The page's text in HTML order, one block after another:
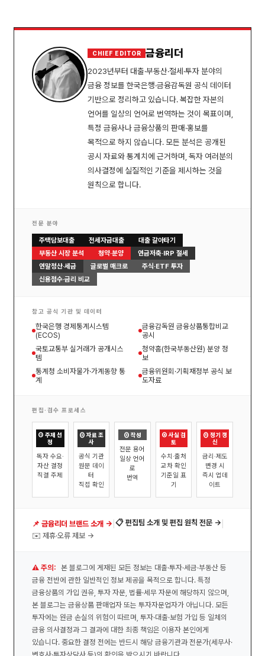
CHIEF EDITOR 금융리더
2023년부터 대출·부동산·절세·투자 분야의
금융 정보를 한국은행·금융감독원 공식 데이터
기반으로 정리하고 있습니다. 복잡한 자본의
언어를 일상의 언어로 번역하는 것이 목표이며,
특정 금융사나 금융상품의 판매·홍보를
목적으로 하지 않습니다. 모든 분석은 공개된
공시 자료와 통계치에 근거하며, 독자 여러분의
의사결정에 실질적인 기준을 제시하는 것을
원칙으로 합니다.
전문 분야
주택담보대출 전세자금대출
대출 갈아타기
부동산 시장 분석
청약·분양
연금저축·IRP 절세
연말정산·세금
글로벌 매크로
주식·ETF 투자
신용점수·금리 비교
참고 공식 기관 및 데이터
한국은행 경제통계시스템
(ECOS)
금융감독원 금융상품통합비교
공시
국토교통부 실거래가 공개시스
템
청약홈(한국부동산원) 분양 정
보
통계청 소비자물가·가계동향 통
계
금융위원회·기획재정부 공식 보
도자료
편집·검수 프로세스
① 주제 선
정
독자 수요·
자산 결정
직결 주제
② 자료 조
사
공식 기관
원문 데이
터
직접 확인
③ 작성
전문 용어
일상 언어
로
번역
④ 사실 검
토
수치·출처
교차 확인
기준일 표
기
⑤ 정기 갱
신
금리·제도
변경 시
즉시 업데
이트
📌 금융리더 브랜드 소개 → 📋 편집팀 소개 및 편집 원칙 전문 →
✉️ 제휴·오류 제보 →
⚠️ 주의: 본 블로그에 게재된 모든 정보는 대출·투자·세금·부동산 등
금융 전반에 관한 일반적인 정보 제공을 목적으로 합니다. 특정
금융상품의 가입 권유, 투자 자문, 법률·세무 자문에 해당하지 않으며,
본 블로그는 금융상품 판매업자 또는 투자자문업자가 아닙니다. 모든
투자에는 원금 손실의 위험이 따르며, 투자·대출·보험 가입 등 일체의
금융 의사결정과 그 결과에 대한 최종 책임은 이용자 본인에게
있습니다. 중요한 결정 전에는 반드시 해당 금융기관과 전문가(세무사·